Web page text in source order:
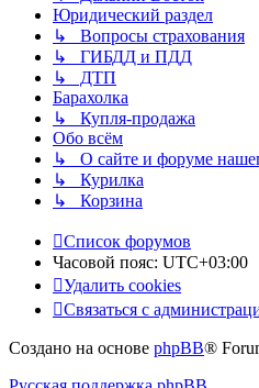
Юридический раздел
↳ Вопросы страхования
↳ ГИБДД и ПДД
↳ ДТП
Барахолка
↳ Купля-продажа
Обо всём
↳ О сайте и форуме
↳ Курилка
↳ Корзина
Список форумов
Часовой пояс: UTC+03:00
Удалить cookies
Связаться с
Создано на основе phpBB®